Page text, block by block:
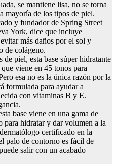
se mantiene lisa, no se torna
mayoría de los tipos de piel.
y fundador de Spring Street
York, dice que incluye
más daños por el sol y
de colágeno.
piel, esta base súper hidratante
viene en 45 tonos para
esa no es la única razón por la
formulada para ayudar a
con vitaminas B y E.
base viene en una gama de
hidratar y dar volumen a la
certificado en la
palo de contorno es fácil de
salir con un acabado